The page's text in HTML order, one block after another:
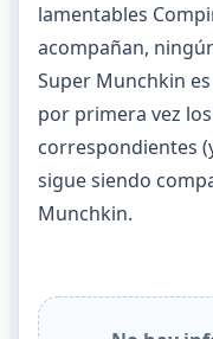
lamentables
acompañan,
Super Munchkin
por primera vez
correspondientes
sigue siendo
Munchkin.